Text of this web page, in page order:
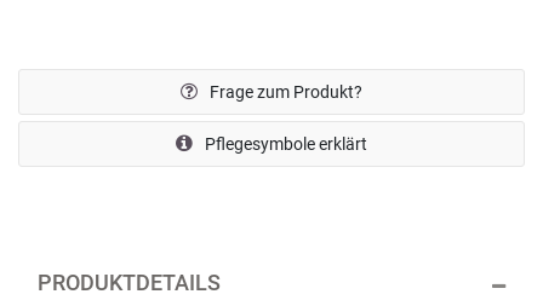
Frage zum Produkt?
Pflegesymbole erklärt
PRODUKTDETAILS